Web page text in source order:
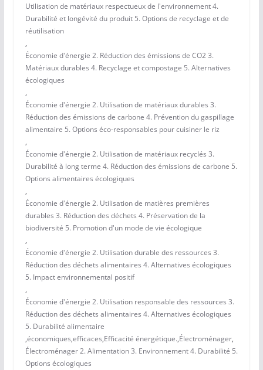
Utilisation de matériaux respectueux de l'environnement 4.
Durabilité et longévité du produit 5. Options de recyclage et de
réutilisation
,
Économie d'énergie 2. Réduction des émissions de CO2 3.
Matériaux durables 4. Recyclage et compostage 5. Alternatives
écologiques
,
Économie d'énergie 2. Utilisation de matériaux durables 3.
Réduction des émissions de carbone 4. Prévention du gaspillage
alimentaire 5. Options éco-responsables pour cuisiner le riz
,
Économie d'énergie 2. Utilisation de matériaux recyclés 3.
Durabilité à long terme 4. Réduction des émissions de carbone 5.
Options alimentaires écologiques
,
Économie d'énergie 2. Utilisation de matières premières
durables 3. Réduction des déchets 4. Préservation de la
biodiversité 5. Promotion d'un mode de vie écologique
,
Économie d'énergie 2. Utilisation durable des ressources 3.
Réduction des déchets alimentaires 4. Alternatives écologiques
5. Impact environnemental positif
,
Économie d'énergie 2. Utilisation responsable des ressources 3.
Réduction des déchets alimentaires 4. Alternatives écologiques
5. Durabilité alimentaire
,économiques,efficaces,Efficacité énergétique.,Électroménager,
Électroménager 2. Alimentation 3. Environnement 4. Durabilité 5.
Options écologiques